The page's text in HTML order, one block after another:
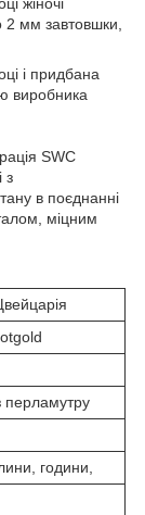
2 мм завтовшки,
і придбана
виробника
SWC
з
в поєднанні
міцним
перламутру
години,